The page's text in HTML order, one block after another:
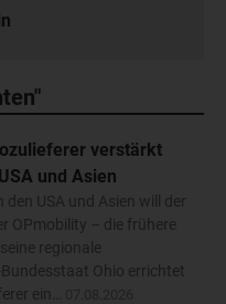
verstärkt
und Asien
USA und Asien will der
OPmobility – die frühere
regionale
Ohio errichtet
ein…